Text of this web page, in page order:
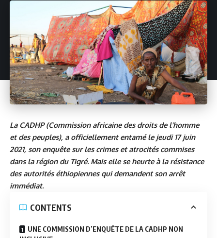
La CADHP (Commission africaine des droits de l’homme
et des peuples), a officiellement entamé le jeudi 17 juin
2021, son enquête sur les crimes et atrocités commises
dans la région du Tigré. Mais elle se heurte à la résistance
des autorités éthiopiennes qui demandent son arrêt
immédiat.
CONTENTS
UNE COMMISSION D’ENQUÊTE DE LA CADHP NON